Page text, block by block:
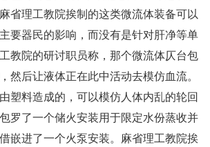
省理工教院挨制的这类微流体装备可以
要器民的影响，而没有是针对肝净等单
教院的研讨职员称，那个微流体仄台包
然后让液体正在此中活动去模仿血流。
塑料造成的，可以模仿人体内乱的轮回
罗了一个储火安装用于限定水份蒸收并
嵌进了一个火泵安装。麻省理工教院挨